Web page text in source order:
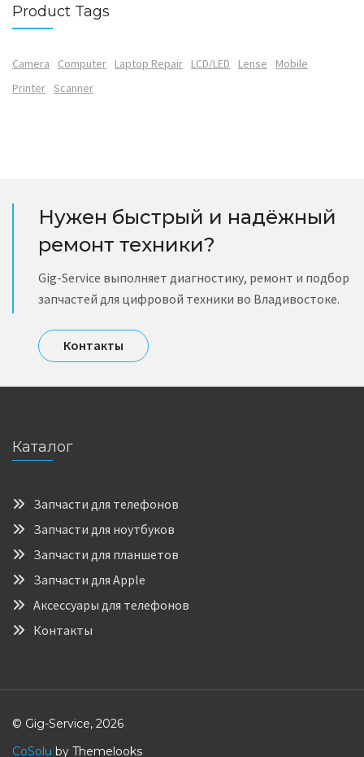
Product Tags
Camera Computer Laptop Repair LCD/LED Lense
Mobile
Printer Scanner
Нужен быстрый и надёжный
ремонт техники?
Gig-Service выполняет диагностику, ремонт и подбор
запчастей для цифровой техники во Владивостоке.
Контакты
Каталог
Запчасти для телефонов
Запчасти для ноутбуков
Запчасти для планшетов
Запчасти для Apple
Аксессуары для телефонов
Контакты
© Gig-Service, 2026
CoSolu by Themelooks